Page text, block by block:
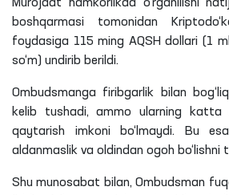
Murojaat hamkorlikda o‘rganilishi
boshqarmasi tomonidan
foydasiga 115 ming AQSH dollari (1
so‘m) undirib berildi.
Ombudsmanga firibgarlik bilan
kelib tushadi, ammo ularning katta
qaytarish imkoni bo‘lmaydi. Bu
aldanmaslik va oldindan ogoh bo‘lishni
Shu munosabat bilan, Ombudsman